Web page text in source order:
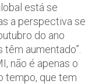
está se
a perspectiva se
do ano
têm aumentado”.
não é apenas o
tempo, que tem